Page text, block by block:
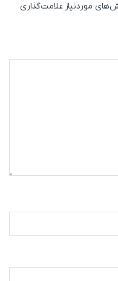
موردنیاز علامت‌گذاری